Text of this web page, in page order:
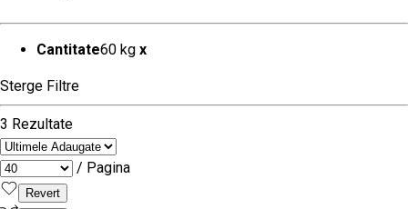
Cantitate60 kg x
Sterge Filtre
3 Rezultate
/ Pagina
Revert